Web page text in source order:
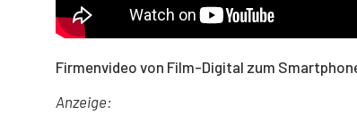
Firmenvideo von Film-Digital zum
Anzeige: